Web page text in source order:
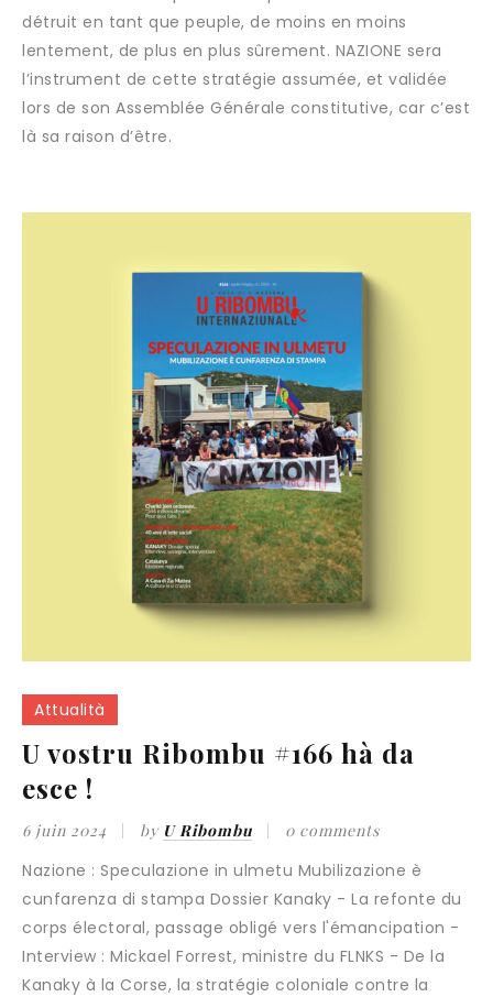
détruit en tant que peuple, de moins en moins
lentement, de plus en plus sûrement. NAZIONE sera
l’instrument de cette stratégie assumée, et validée
lors de son Assemblée Générale constitutive, car c’est
là sa raison d’être.
Attualità
U vostru Ribombu #166 hà da
esce !
6 juin 2024 by U Ribombu 0 comments
Nazione : Speculazione in ulmetu Mubilizazione è
cunfarenza di stampa Dossier Kanaky - La refonte du
corps électoral, passage obligé vers l'émancipation -
Interview : Mickael Forrest, ministre du FLNKS - De la
Kanaky à la Corse, la stratégie coloniale contre la